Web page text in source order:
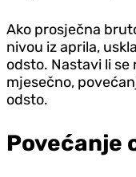
Ako prosječna
nivou iz aprila,
odsto. Nastavi li
mjesečno,
odsto.
Povećanje